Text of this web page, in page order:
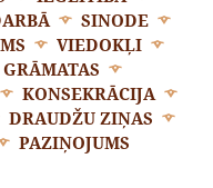
SINODE
VIEDOKĻI
KONSEKRĀCIJA
DRAUDŽU ZIŅAS
PAZIŅOJUMS